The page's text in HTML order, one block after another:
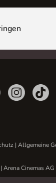
| Allgemeine
Arena Cinemas AG